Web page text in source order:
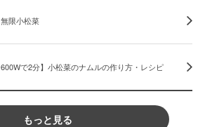
限小松菜
600Wで2分】小松菜のナムルの作り方・レシピ
もっと見る